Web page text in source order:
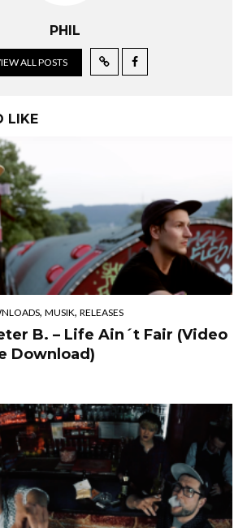
PHIL
ALL POSTS
LIKE
, MUSIK, RELEASES
B. – Life Ain´t Fair (Video
Download)